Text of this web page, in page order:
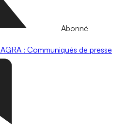
Abonné
AGRA : Communiqués de presse